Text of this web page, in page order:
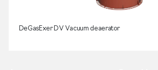
DeGasExer DV Vacuum deaerator